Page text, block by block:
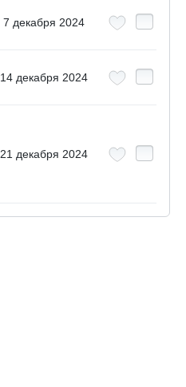
7 декабря 2024
14 декабря 2024
21 декабря 2024